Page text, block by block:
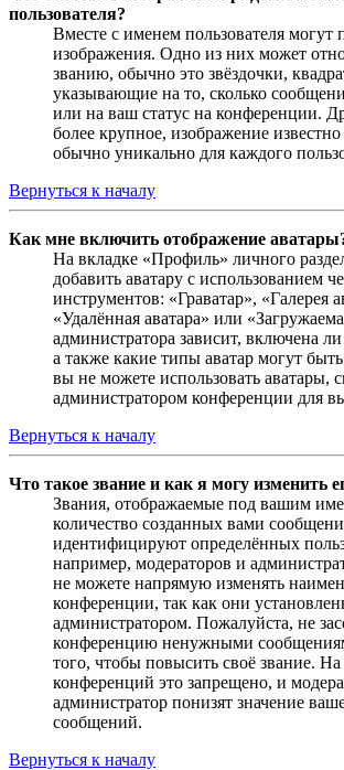
пользователя?
Вместе с именем пользователя могут
изображения. Одно из них может
званию, обычно это звёздочки,
указывающие на то, сколько
или на ваш статус на конференции.
более крупное, изображение известно
обычно уникально для каждого
Вернуться к началу
Как мне включить отображение
На вкладке «Профиль» личного
добавить аватару с использованием
инструментов: «Граватар», «Галерея
«Удалённая аватара» или
администратора зависит, включена
а также какие типы аватар могут
вы не можете использовать аватары,
администратором конференции для
Вернуться к началу
Что такое звание и как я могу изменить
Звания, отображаемые под вашим
количество созданных вами
идентифицируют определённых
например, модераторов и
не можете напрямую изменять
конференции, так как они
администратором. Пожалуйста, не
конференцию ненужными
того, чтобы повысить своё звание.
конференций это запрещено, и
администратор понизят значение
сообщений.
Вернуться к началу